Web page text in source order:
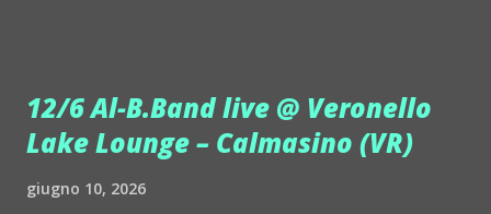
tra Giulia Regain e Dhany, già insieme in precedenti
produzioni come "My Memories" (Universal) e "We Are
connessione universale: un invito a riscoprire la nostra
12/6 Al-B.Band live @ Veronello
Lake Lounge – Calmasino (VR)
giugno 10, 2026